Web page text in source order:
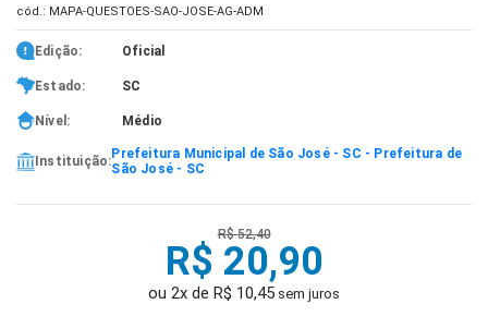
cód.: MAPA-QUESTOES-SAO-JOSE-AG-ADM
Edição: Oficial
Estado: SC
Nível: Médio
Instituição:Prefeitura Municipal de São José - SC - Prefeitura de
São José - SC
R$ 52,40
R$ 20,90
ou 2x de R$ 10,45 sem juros